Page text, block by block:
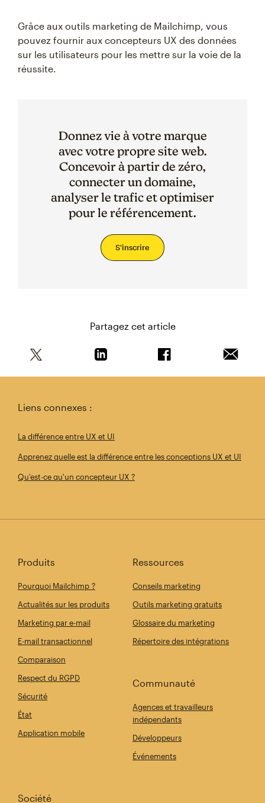
Grâce aux outils marketing de Mailchimp, vous
pouvez fournir aux concepteurs UX des données
sur les utilisateurs pour les mettre sur la voie de la
réussite.
Donnez vie à votre marque
avec votre propre site web.
Concevoir à partir de zéro,
connecter un domaine,
analyser le trafic et optimiser
pour le référencement.
S'inscrire
Partagez cet article
Liens connexes :
La différence entre UX et UI
Apprenez quelle est la différence entre les conceptions UX et UI
Qu'est-ce qu'un concepteur UX ?
Produits
Pourquoi Mailchimp ?
Actualités sur les produits
Marketing par e-mail
E-mail transactionnel
Comparaison
Respect du RGPD
Sécurité
État
Application mobile
Ressources
Conseils marketing
Outils marketing gratuits
Glossaire du marketing
Répertoire des intégrations
Communauté
Agences et travailleurs
indépendants
Développeurs
Événements
Société